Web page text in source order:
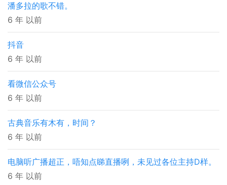
潘多拉的歌不错。
6 年 以前
抖音
6 年 以前
看微信公众号
6 年 以前
古典音乐有木有，时间？
6 年 以前
电脑听广播超正，唔知点睇直播咧，未见过各位主持D样。
6 年 以前